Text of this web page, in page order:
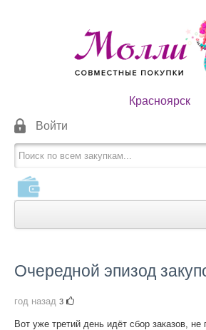
Красноярск
Войти
КАК ОПЛАТИТЬ
Очередной эпизод
год назад 3
Вот уже третий день идёт сбор заказов, не